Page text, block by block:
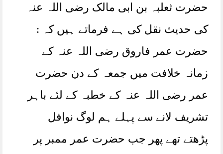
حضرت ثعلبہ بن ابی مالک رضی اللہ عنہ
کی حدیث نقل کی ہے فرماتے ہیں کہ :
حضرت عمر فاروق رضی اللہ عنہ کے
زمانہ خلافت میں جمعہ کے دن حضرت
عمر رضی اللہ عنہ کے خطبہ کے لئے باہر
تشریف لانے سے پہلے ہم لوگ نوافل
پڑھتے تھے پھر جب حضرت عمر ممبر پر